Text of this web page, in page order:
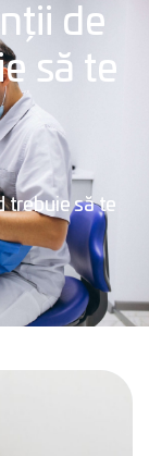
de
să te
trebuie să te